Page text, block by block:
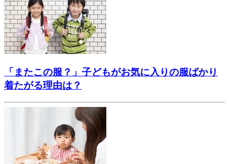
「またこの服？」子どもがお気に入りの服ばかり
着たがる理由は？